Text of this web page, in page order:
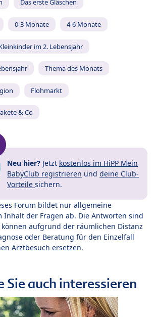
Das erste Gläschen
0-3 Monate 4-6 Monate
im 2. Lebensjahr
Thema des Monats
Flohmarkt
& Co
Neu hier? Jetzt kostenlos im HiPP Mein
BabyClub registrieren und deine Club-
Vorteile sichern.
Forum bildet nur allgemeine
der Fragen ab. Die Antworten sind
aufgrund der räumlichen Distanz
oder Beratung für den Einzelfall
Arztbesuch ersetzen.
Sie auch interessieren